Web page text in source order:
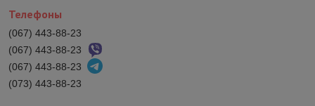
Телефоны
(067) 443-88-23
(067) 443-88-23
(067) 443-88-23
(073) 443-88-23